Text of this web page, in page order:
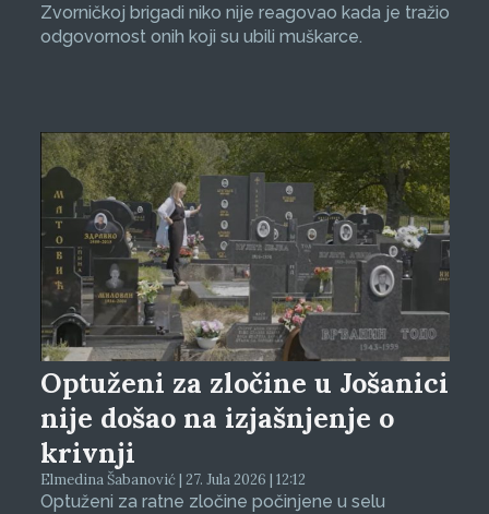
Zvorničkoj brigadi niko nije reagovao kada je tražio
odgovornost onih koji su ubili muškarce.
Optuženi za zločine u Jošanici
nije došao na izjašnjenje o
krivnji
Elmedina Šabanović | 27. Jula 2026 | 12:12
Optuženi za ratne zločine počinjene u selu